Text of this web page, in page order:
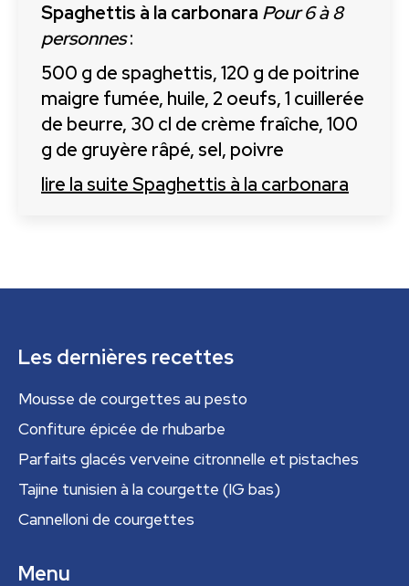
Spaghettis à la carbonara Pour 6 à 8
personnes:
500 g de spaghettis, 120 g de poitrine
maigre fumée, huile, 2 oeufs, 1 cuillerée
de beurre, 30 cl de crème fraîche, 100
g de gruyère râpé, sel, poivre
lire la suiteSpaghettis à la carbonara
Les dernières recettes
Mousse de courgettes au pesto
Confiture épicée de rhubarbe
Parfaits glacés verveine citronnelle et pistaches
Tajine tunisien à la courgette (IG bas)
Cannelloni de courgettes
Menu